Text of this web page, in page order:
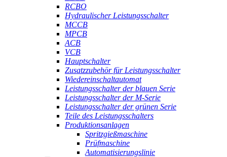
RCBO
Hydraulischer Leistungsschalter
MCCB
MPCB
ACB
VCB
Hauptschalter
Zusatzzubehör für Leistungsschalter
Wiedereinschaltautomat
Leistungsschalter der blauen Serie
Leistungsschalter der M-Serie
Leistungsschalter der grünen Serie
Teile des Leistungsschalters
Produktionsanlagen
Spritzgießmaschine
Prüfmaschine
Automatisierungslinie